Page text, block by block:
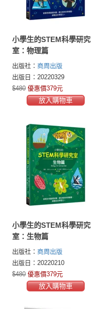
小學生的STEM科學研究
室：物理篇
出版社： 商周出版
出版日：20220329
$480 優惠價379元
放入購物車
小學生的STEM科學研究
室：生物篇
出版社： 商周出版
出版日：20220210
$480 優惠價379元
放入購物車